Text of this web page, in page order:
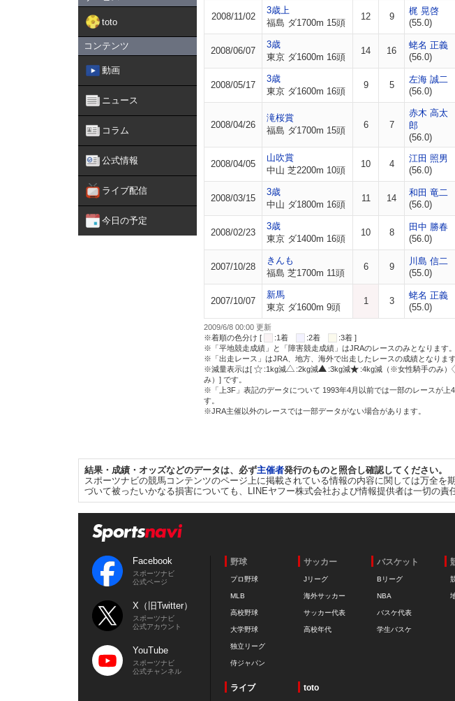
toto
コンテンツ
動画
ニュース
コラム
公式情報
ライブ配信
今日の予定
2008/11/02
3歳上
福島 ダ1700m 15頭
12 9
梶 晃啓
(55.0)
2008/06/07
3歳
東京 ダ1600m 16頭
14 16
蛯名 正義
(56.0)
2008/05/17
3歳
東京 ダ1600m 16頭
9 5
左海 誠二
(56.0)
2008/04/26
滝桜賞
福島 ダ1700m 15頭
6 7
赤木 高太
郎
(56.0)
2008/04/05
山吹賞
中山 芝2200m 10頭
10 4
江田 照男
(56.0)
2008/03/15
3歳
中山 ダ1800m 16頭
11 14
和田 竜二
(56.0)
2008/02/23
3歳
東京 ダ1400m 16頭
10 8
田中 勝春
(56.0)
2007/10/28
きんも
福島 芝1700m 11頭
6 9
川島 信二
(55.0)
2007/10/07
新馬
東京 ダ1600m 9頭
1 3
蛯名 正義
(55.0)
2009/6/8 00:00 更新
※着順の色分け [
:1着 :2着
:3着 ]
※「平地競走成績」と「障害競走成績」はJRAのレースのみとなります。
※「出走レース」はJRA、地方、海外で出走したレースの成績となります
※減量表示は[
:1kg減 :2kg減 :3kg減 :4kg減（※女性騎手のみ）
み）] です。
※「上3F」表記のデータについて 1993年4月以前では一部のレースが
す。
※JRA主催以外のレースでは一部データがない場合があります。
結果・成績・オッズなどのデータは、必ず主催者発行のものと照合し確認してください。
スポーツナビの競馬コンテンツのページ上に掲載されている情報の内容に関しては万全
づいて被ったいかなる損害についても、LINEヤフー株式会社および情報提供者は一切の責
Facebook
スポーツナビ
公式ページ
X（旧Twitter）
スポーツナビ
公式アカウント
YouTube
スポーツナビ
公式チャンネル
野球
プロ野球
MLB
高校野球
大学野球
独立リーグ
侍ジャパン
サッカー
Jリーグ
海外サッカー
サッカー代表
高校年代
バスケット
Bリーグ
NBA
バスケ代表
学生バスケ
ライブ toto